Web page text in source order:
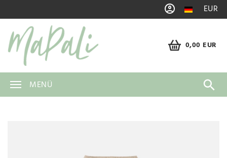
EUR
0,00 EUR
MENÜ